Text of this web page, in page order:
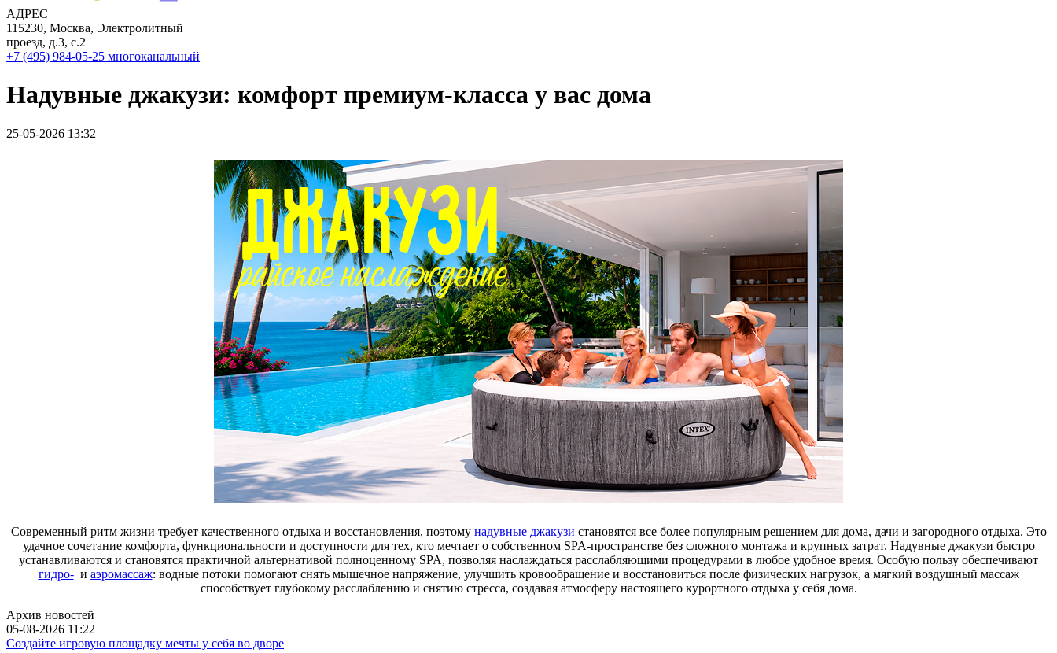
АДРЕС
115230, Москва, Электролитный
проезд, д.3, с.2
+7 (495) 984-05-25 многоканальный
Надувные джакузи: комфорт премиум-класса у вас дома
25-05-2026 13:32
Современный ритм жизни требует качественного отдыха и восстановления, поэтому надувные джакузи становятся все более популярным решением для дома, дачи и загородного отдыха. Это
удачное сочетание комфорта, функциональности и доступности для тех, кто мечтает о собственном SPA-пространстве без сложного монтажа и крупных затрат. Надувные джакузи быстро
устанавливаются и становятся практичной альтернативой полноценному SPA, позволяя наслаждаться расслабляющими процедурами в любое удобное время. Особую пользу обеспечивают
гидро-и аэромассаж: водные потоки помогают снять мышечное напряжение, улучшить кровообращение и восстановиться после физических нагрузок, а мягкий воздушный массаж
способствует глубокому расслаблению и снятию стресса, создавая атмосферу настоящего курортного отдыха у себя дома.
Архив новостей
05-08-2026 11:22
Создайте игровую площадку мечты у себя во дворе